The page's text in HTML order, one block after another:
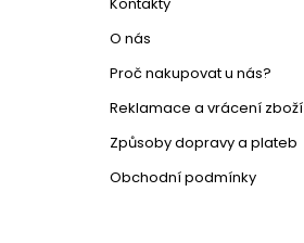
Kontakty
O nás
Proč nakupovat u nás?
Reklamace a vrácení zboží
Způsoby dopravy a plateb
Obchodní podmínky